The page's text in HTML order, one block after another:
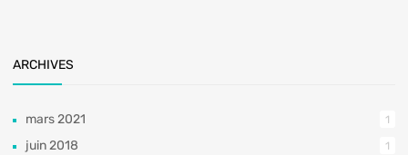
ARCHIVES
mars 2021 1
juin 2018 1